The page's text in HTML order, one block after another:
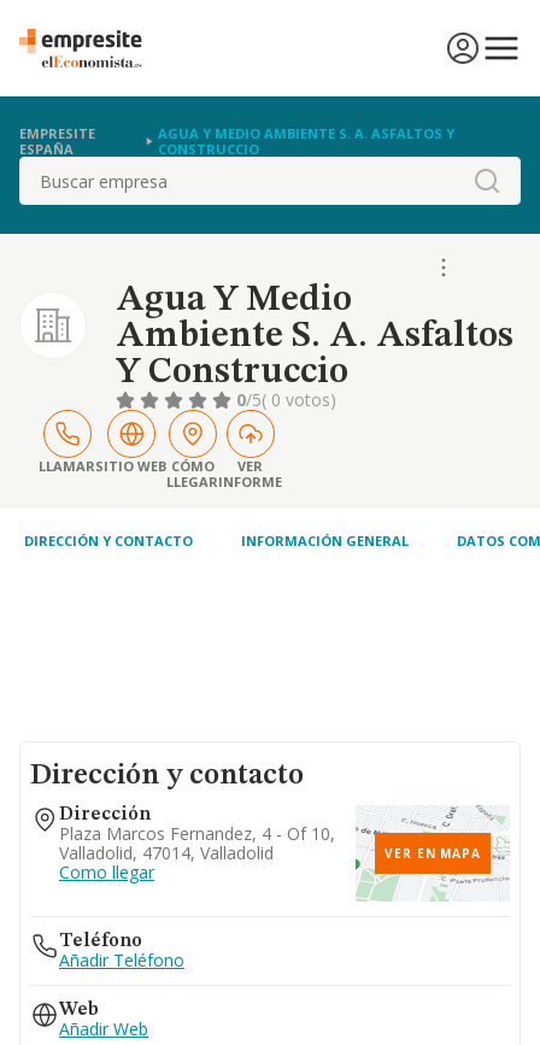
EMPRESITE
ESPAÑA
AGUA Y MEDIO AMBIENTE S. A. ASFALTOS Y
CONSTRUCCIO
Buscar
Agua Y Medio
Ambiente S. A. Asfaltos
Y Construccio
0/5( 0 votos)
LLAMARSITIO WEB CÓMO
LLEGAR
VER
INFORME
DIRECCIÓN Y CONTACTO INFORMACIÓN GENERAL DATOS
Dirección y contacto
Dirección
Plaza Marcos Fernandez, 4 - Of 10,
Valladolid, 47014, Valladolid
Como llegar
VER EN MAPA
Teléfono
Añadir Teléfono
Web
Añadir Web